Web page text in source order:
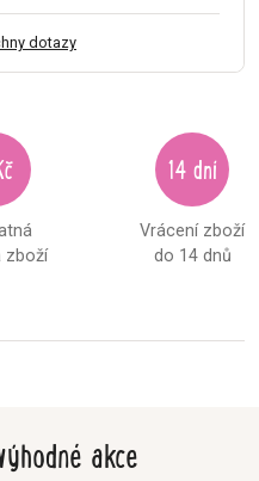
dotazy
zboží
14 dní
Vrácení zboží
do 14 dnů
akce